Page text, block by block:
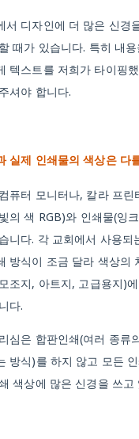
서 디자인에 더 많은 신경
때가 있습니다. 특히 내
텍스트를 저희가 타이핑
셔야 합니다.
실제 인쇄물의 색상은 다
퓨터 모니터나, 칼라 프린
의 색 RGB)와 인쇄물(잉
니다. 각 교회에서 사용되
방식이 조금 달라 색상의
조지, 아트지, 고급용지)
다.
심은 합판인쇄(여러 종류
방식)를 하지 않고 모든
색상에 많은 신경을 쓰고